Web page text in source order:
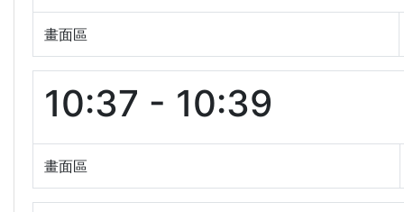
畫面區
10:37 - 10:39
畫面區